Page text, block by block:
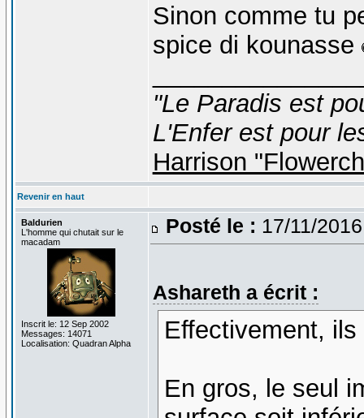
Sinon comme tu
spice di kounasse
"Le Paradis est
L'Enfer est pour
Harrison
Revenir en haut
Baldurien
L'homme qui chutait sur le
macadam
Inscrit le: 12 Sep 2002
Messages: 14071
Localisation: Quadran Alpha
Posté le : 17/11/
Ashareth a écrit :
Effectivement,
En gros, le seul